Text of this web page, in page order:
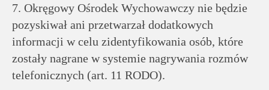
7. Okręgowy Ośrodek Wychowawczy nie będzie
pozyskiwał ani przetwarzał dodatkowych
informacji w celu zidentyfikowania osób, które
zostały nagrane w systemie nagrywania rozmów
telefonicznych (art. 11 RODO).